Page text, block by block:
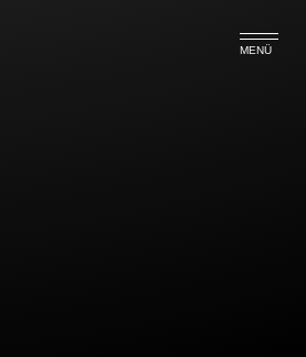
MENÜ